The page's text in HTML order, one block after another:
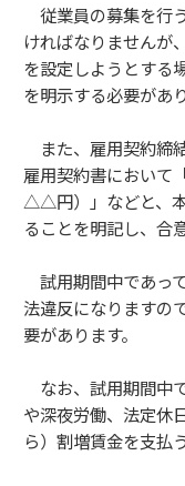
従業員の募集を行
ければなりませんが
を設定しようとする
を明示する必要があ
また、雇用契約締
雇用契約書におい
△△円）」などと、
ることを明記し、合
試用期間中であっ
法違反になりますの
要があります。
なお、試用期間中
や深夜労働、法定休
ら）割増賃金を支払